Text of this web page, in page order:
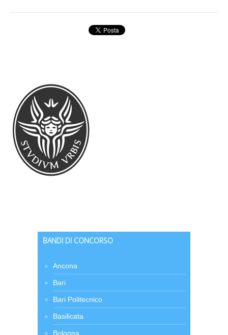
BANDI DI CONCORSO
Ancona
Bari
Bari Politecnico
Basilicata
Bologna